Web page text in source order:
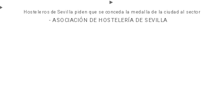
Hosteleros de Sevilla piden que se conceda la medalla de la ciudad al sector
- ASOCIACIÓN DE HOSTELERÍA DE SEVILLA